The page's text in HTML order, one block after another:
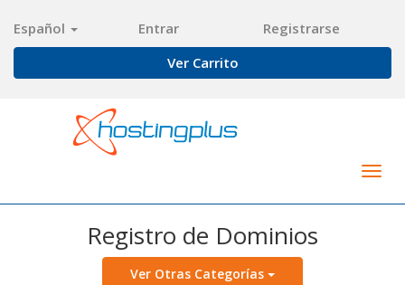
Español Entrar
Registrarse
Ver Carrito
Registro de Dominios
Ver Otras Categorías